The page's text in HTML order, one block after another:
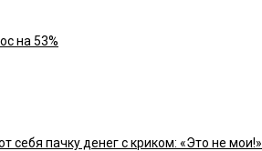
на 53%
пачку денег с криком: «Это не мои!»